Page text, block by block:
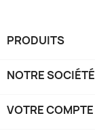
PRODUITS
NOTRE SOCIÉTÉ
VOTRE COMPTE